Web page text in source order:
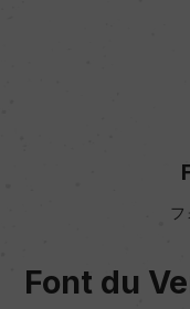
フ
Font du